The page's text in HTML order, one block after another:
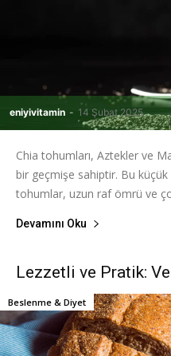
eniyivitamin - 14 Şubat 2025
Chia tohumları, Aztekler ve
bir geçmişe sahiptir. Bu küçük
tohumlar, uzun raf ömrü ve
Devamını Oku
Lezzetli ve Pratik:
Beslenme & Diyet